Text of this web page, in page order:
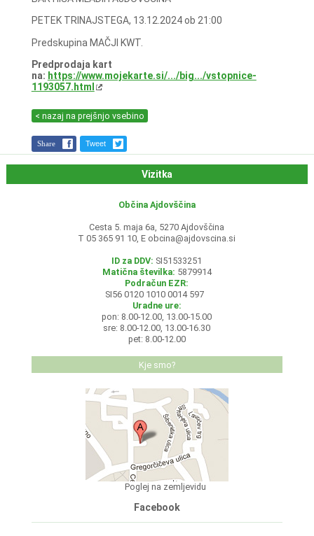
PETEK TRINAJSTEGA, 13.12.2024 ob 21:00
Predskupina MAČJI KWT.
Predprodaja kart
na: https://www.mojekarte.si/.../big.../vstopnice-
1193057.html
< nazaj na prejšnjo vsebino
Share Tweet
Vizitka
Občina Ajdovščina
Cesta 5. maja 6a, 5270 Ajdovščina
T 05 365 91 10, E obcina@ajdovscina.si
ID za DDV: SI51533251
Matična številka: 5879914
Podračun EZR:
SI56 0120 1010 0014 597
Uradne ure:
pon: 8.00-12.00, 13.00-15.00
sre: 8.00-12.00, 13.00-16.30
pet: 8.00-12.00
Kje smo?
Poglej na zemljevidu
Facebook